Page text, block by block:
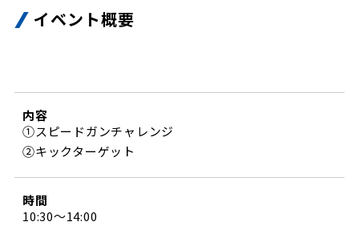
ホームタウン活動
アカデミー
スクール
その他
チケット購入
️スタジアムを知る
スタジアムアクセス
ファンになる
ファンクラブ
クラブゼルビスタへの入会
ＦＣ町田ゼルビアをサポート
グッズを買うトップ
ユニフォーム
ホームタウン
ゼルビアアシスト募集
パートナー
イベント概要
内容
①スピードガンチャレンジ
②キックターゲット
時間
10:30～14:00